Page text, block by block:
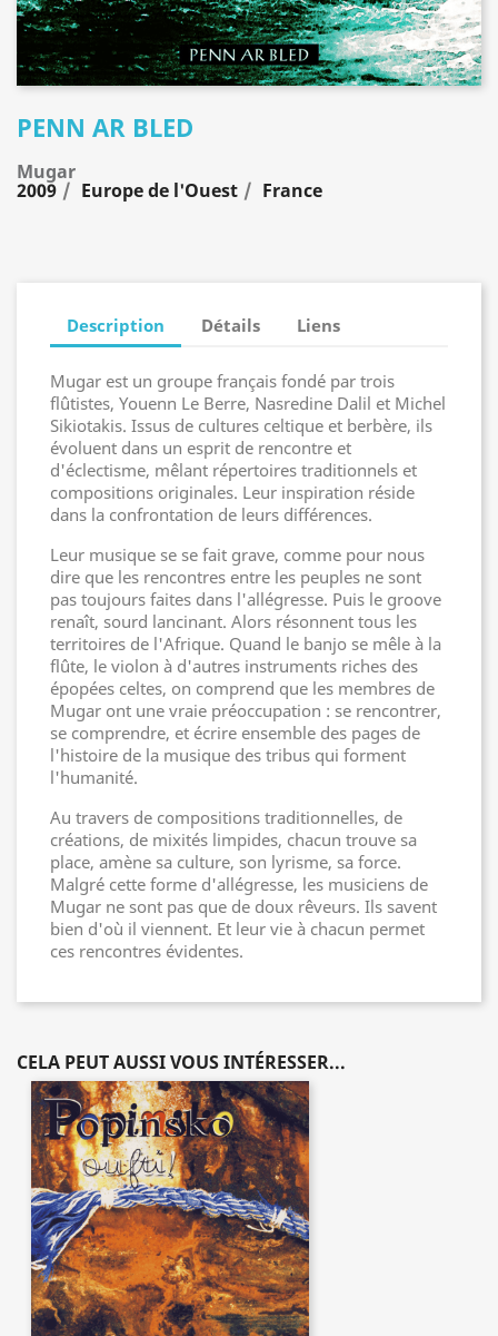
PENN AR BLED
Mugar
2009 Europe de l'Ouest France
Description Détails Liens
Mugar est un groupe français fondé par trois
flûtistes, Youenn Le Berre, Nasredine Dalil et Michel
Sikiotakis. Issus de cultures celtique et berbère, ils
évoluent dans un esprit de rencontre et
d'éclectisme, mêlant répertoires traditionnels et
compositions originales. Leur inspiration réside
dans la confrontation de leurs différences.
Leur musique se se fait grave, comme pour nous
dire que les rencontres entre les peuples ne sont
pas toujours faites dans l'allégresse. Puis le groove
renaît, sourd lancinant. Alors résonnent tous les
territoires de l'Afrique. Quand le banjo se mêle à la
flûte, le violon à d'autres instruments riches des
épopées celtes, on comprend que les membres de
Mugar ont une vraie préoccupation : se rencontrer,
se comprendre, et écrire ensemble des pages de
l'histoire de la musique des tribus qui forment
l'humanité.
Au travers de compositions traditionnelles, de
créations, de mixités limpides, chacun trouve sa
place, amène sa culture, son lyrisme, sa force.
Malgré cette forme d'allégresse, les musiciens de
Mugar ne sont pas que de doux rêveurs. Ils savent
bien d'où il viennent. Et leur vie à chacun permet
ces rencontres évidentes.
CELA PEUT AUSSI VOUS INTÉRESSER...